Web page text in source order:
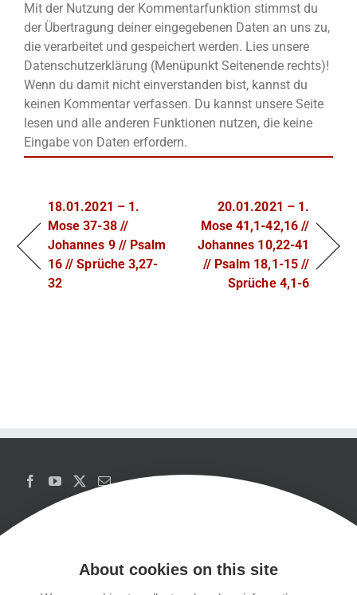
Mit der Nutzung der Kommentarfunktion stimmst du
der Übertragung deiner eingegebenen Daten an uns zu,
die verarbeitet und gespeichert werden. Lies unsere
Datenschutzerklärung (Menüpunkt Seitenende rechts)!
Wenn du damit nicht einverstanden bist, kannst du
keinen Kommentar verfassen. Du kannst unsere Seite
lesen und alle anderen Funktionen nutzen, die keine
Eingabe von Daten erfordern.
18.01.2021 – 1.
Mose 37-38 //
Johannes 9 // Psalm
16 // Sprüche 3,27-
32
20.01.2021 – 1.
Mose 41,1-42,16 //
Johannes 10,22-41
// Psalm 18,1-15 //
Sprüche 4,1-6
About cookies on this site